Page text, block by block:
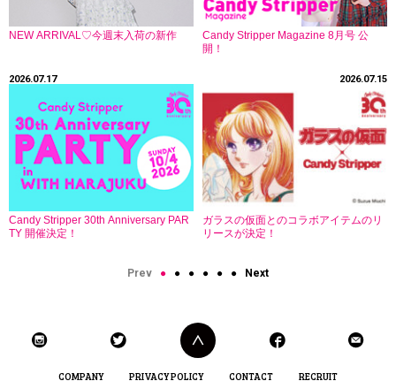
NEW ARRIVAL♡今週末入荷の新作
Candy Stripper Magazine 8月号 公
開！
2026.07.17
Candy Stripper 30th Anniversary PAR
TY 開催決定！
2026.07.15
ガラスの仮面とのコラボアイテムのリ
リースが決定！
Prev ● ● ● ● ● ● Next
COMPANY PRIVACY POLICY CONTACT RECRUIT